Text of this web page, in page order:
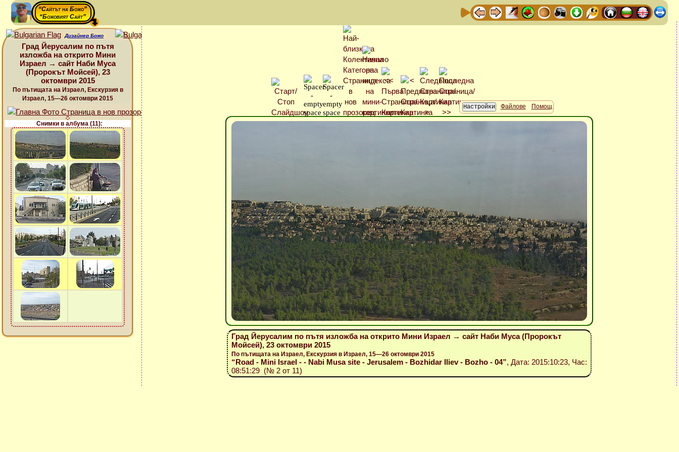
“Сайтът на Божо”
“Божовият Сайт”
Дизайнер Божо
Град Йерусалим по пътя
изложба на открито Мини
Израел → сайт Наби Муса
(Пророкът Мойсей), 23
октомври 2015
По пътищата на Израел, Екскурзия в
Израел, 15—26 октомври 2015
Снимки в албума (11):
Файлове Помощ
Град Йерусалим по пътя изложба на открито Мини Израел → сайт Наби Муса (Пророкът
Мойсей), 23 октомври 2015
По пътищата на Израел, Екскурзия в Израел, 15—26 октомври 2015
“Road - Mini Israel - - Nabi Musa site - Jerusalem - Bozhidar Iliev - Bozho - 04”, Дата: 2015:10:23, Час:
08:51:29 (№ 2 от 11)